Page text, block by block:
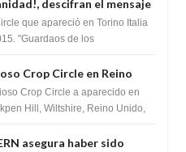
descifran el mensaje
Torino ,Italia
que apareció en Torino Italia
"Guardaos de los
Crop Circle en Reino
2016Crop Circle a aparecido en
Hill, Wiltshire, Reino Unido,
asegura haber sido